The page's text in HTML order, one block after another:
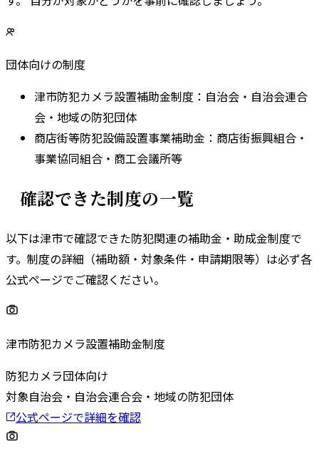
団体向けの制度
津市防犯カメラ設置補助金制度 ： 自治会・自治会連合
会・地域の防犯団体
商店街等防犯設備設置事業補助金 ： 商店街振興組合・
事業協同組合・商工会議所等
確認できた制度の一覧
以下は津市で確認できた防犯関連の補助金・助成金制度で
す。 制度の詳細（補助額・対象条件・申請期限等）は必ず各
公式ページでご確認ください。
津市防犯カメラ設置補助金制度
防犯カメラ団体向け
対象自治会・自治会連合会・地域の防犯団体
公式ページで詳細を確認